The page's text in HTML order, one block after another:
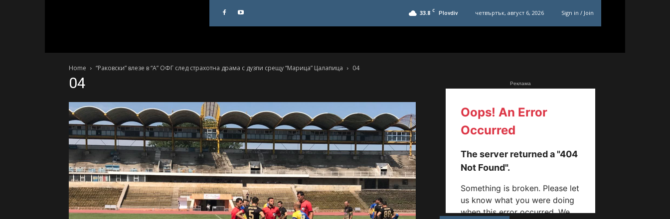
33.8 C Plovdiv четвъртък, август 6, 2026 Sign in / Join
Home “Раковски” влезе в “А” ОФГ след страхотна драма с дузпи срещу “Марица” Цалапица 04
04 Реклама